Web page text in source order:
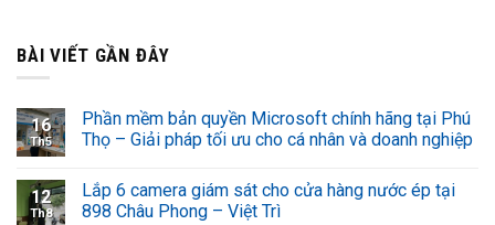
BÀI VIẾT GẦN ĐÂY
16
Th5
Phần mềm bản quyền Microsoft chính hãng tại Phú
Thọ – Giải pháp tối ưu cho cá nhân và doanh nghiệp
12
Th8
Lắp 6 camera giám sát cho cửa hàng nước ép tại
898 Châu Phong – Việt Trì